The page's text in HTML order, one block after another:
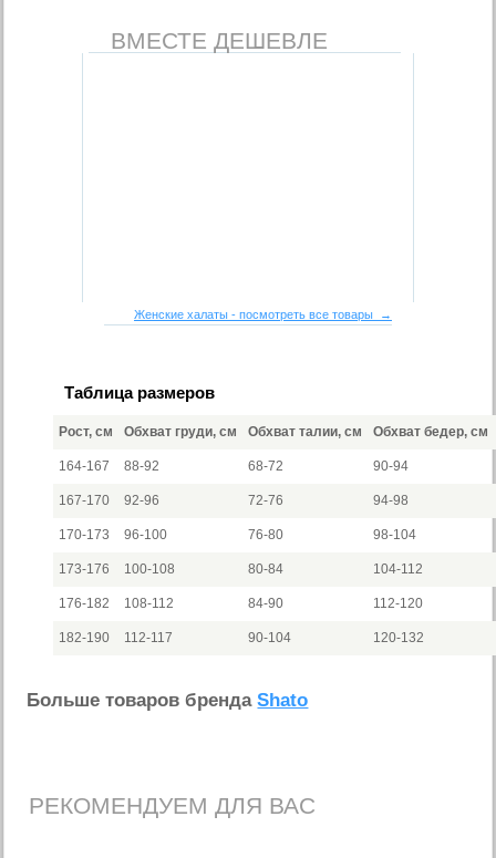
ВМЕСТЕ ДЕШЕВЛЕ
Женские халаты - посмотреть все товары →
Таблица размеров
Рост, см Обхват груди, см Обхват талии, см Обхват бедер, см
164-167 88-92 68-72 90-94
167-170 92-96 72-76 94-98
170-173 96-100 76-80 98-104
173-176 100-108 80-84 104-112
176-182 108-112 84-90 112-120
182-190 112-117 90-104 120-132
Больше товаров брендаShato
РЕКОМЕНДУЕМ ДЛЯ ВАС